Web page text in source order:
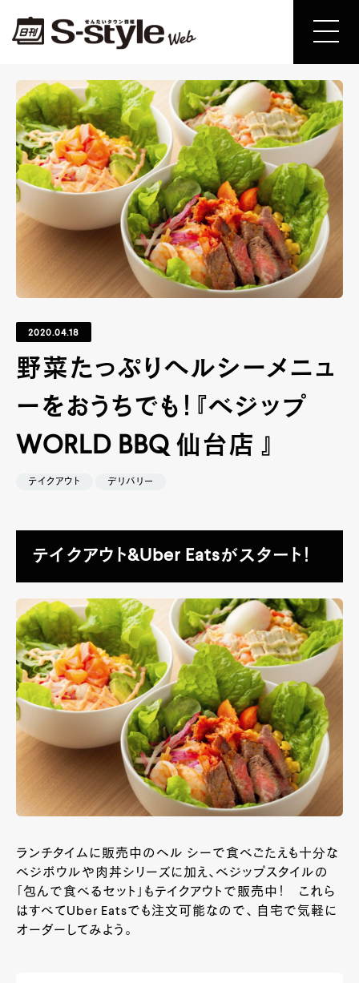
2020.04.18
野菜たっぷりヘルシーメニュ
ーをおうちでも！『ベジップ
WORLD BBQ 仙台店 』
テイクアウト デリバリー
テイクアウト&Uber Eatsがスタート！
ランチタイムに販売中のヘル シーで食べごたえも十分な
ベジボウルや肉丼シリーズに加え、ベジップスタイルの
「包んで食べるセット」もテイクアウトで販売中！ これら
はすべてUber Eatsでも注文可能なので、 自宅で気軽に
オーダーしてみよう。